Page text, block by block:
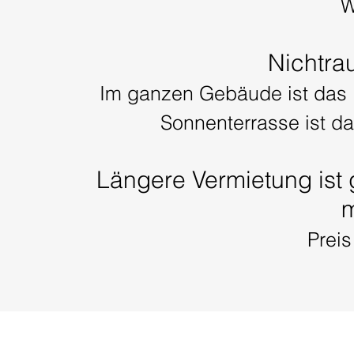
Im ganzen Gebäude ist
Sonnenterrasse ist
Längere Vermietung